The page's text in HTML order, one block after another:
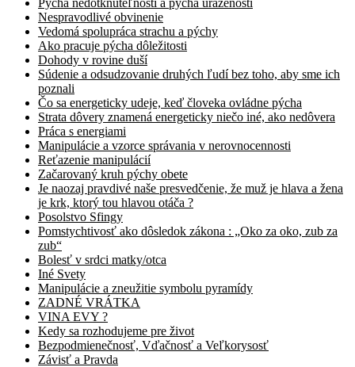
Pýcha nedotknuteľnosti a pýcha urazenosti
Nespravodlivé obvinenie
Vedomá spolupráca strachu a pýchy
Ako pracuje pýcha dôležitosti
Dohody v rovine duší
Súdenie a odsudzovanie druhých ľudí bez toho, aby sme ich
poznali
Čo sa energeticky udeje, keď človeka ovládne pýcha
Strata dôvery znamená energeticky niečo iné, ako nedôvera
Práca s energiami
Manipulácie a vzorce správania v nerovnocennosti
Reťazenie manipulácií
Začarovaný kruh pýchy obete
Je naozaj pravdivé naše presvedčenie, že muž je hlava a žena
je krk, ktorý tou hlavou otáča ?
Posolstvo Sfingy
Pomstychtivosť ako dôsledok zákona : „Oko za oko, zub za
zub“
Bolesť v srdci matky/otca
Iné Svety
Manipulácie a zneužitie symbolu pyramídy
ZADNÉ VRÁTKA
VINA EVY ?
Kedy sa rozhodujeme pre život
Bezpodmienečnosť, Vďačnosť a Veľkorysosť
Závisť a Pravda